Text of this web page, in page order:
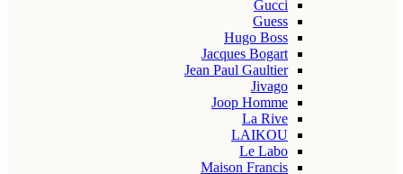
Gucci
Guess
Hugo Boss
Jacques Bogart
Jean Paul Gaultier
Jivago
Joop Homme
La Rive
LAIKOU
Le Labo
Maison Francis